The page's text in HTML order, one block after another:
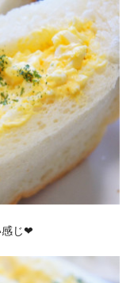
感じ❤